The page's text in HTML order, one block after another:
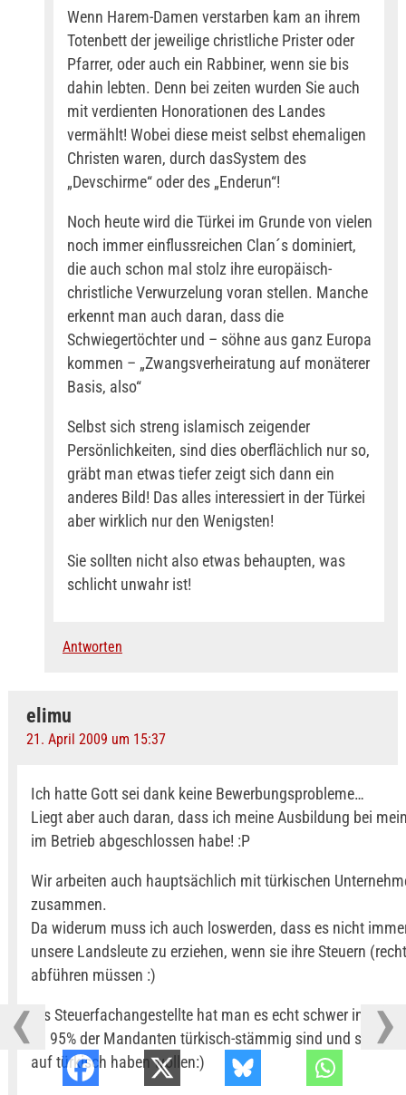
Wenn Harem-Damen verstarben kam an ihrem
Totenbett der jeweilige christliche Prister oder
Pfarrer, oder auch ein Rabbiner, wenn sie bis
dahin lebten. Denn bei zeiten wurden Sie auch
mit verdienten Honorationen des Landes
vermählt! Wobei diese meist selbst ehemaligen
Christen waren, durch dasSystem des
„Devschirme“ oder des „Enderun“!
Noch heute wird die Türkei im Grunde von vielen
noch immer einflussreichen Clan´s dominiert,
die auch schon mal stolz ihre europäisch-
christliche Verwurzelung voran stellen. Manche
erkennt man auch daran, dass die
Schwiegertöchter und – söhne aus ganz Europa
kommen – „Zwangsverheiratung auf monäterer
Basis, also“
Selbst sich streng islamisch zeigender
Persönlichkeiten, sind dies oberflächlich nur so,
gräbt man etwas tiefer zeigt sich dann ein
anderes Bild! Das alles interessiert in der Türkei
aber wirklich nur den Wenigsten!
Sie sollten nicht also etwas behaupten, was
schlicht unwahr ist!
Antworten
elimu
21. April 2009 um 15:37
Ich hatte Gott sei dank keine Bewerbungsprobleme…
Liegt aber auch daran, dass ich meine Ausbildung bei
im Betrieb abgeschlossen habe! :P
Wir arbeiten auch hauptsächlich mit türkischen
zusammen.
Da widerum muss ich auch loswerden, dass es nicht
unsere Landsleute zu erziehen, wenn sie ihre Steuern
abführen müssen :)
Als Steuerfachangestellte hat man es echt schwer in
zu 95% der Mandanten türkisch-stämmig sind und sie die
auf türkisch haben wollen:)